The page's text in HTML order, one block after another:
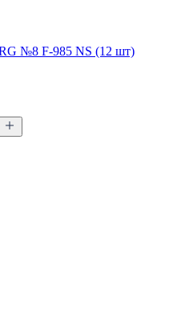
№8 F-985 NS (12 шт)